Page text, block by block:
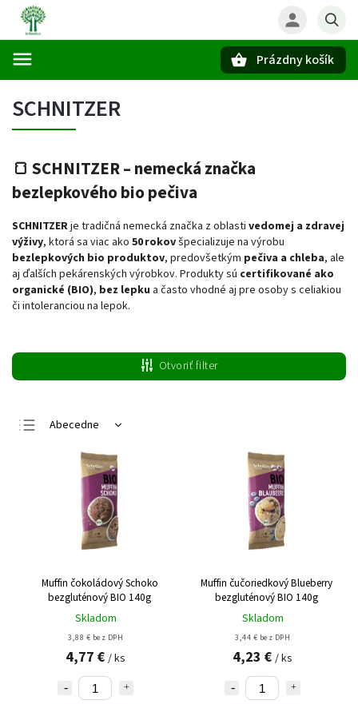
Prázdny košík
SCHNITZER
🍞 SCHNITZER – nemecká značka
bezlepkového bio pečiva
SCHNITZERje tradičná nemecká značka z oblasti vedomej a zdravej
výživy, ktorá sa viac ako 50 rokovšpecializuje na výrobu
bezlepkových bio produktov, predovšetkým pečiva a chleba, ale
aj ďalších pekárenských výrobkov. Produkty sú certifikované ako
organické (BIO), bez lepku a často vhodné aj pre osoby s celiakiou
či intoleranciou na lepok.
Otvoriť filter
Abecedne
Najlacnejšie
Najdrahšie
Najpredávanejšie
Muffin čokoládový Schoko
bezgluténový BIO 140g
Skladom
3,88 € bez DPH
4,77 € / ks
Muffin čučoriedkový Blueberry
bezgluténový BIO 140g
Skladom
3,44 € bez DPH
4,23 € / ks